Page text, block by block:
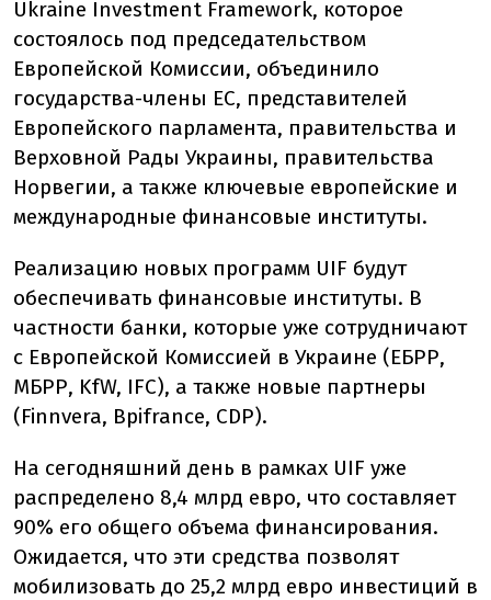
Ukraine Investment Framework, которое
состоялось под председательством
Европейской Комиссии, объединило
государства-члены ЕС, представителей
Европейского парламента, правительства и
Верховной Рады Украины, правительства
Норвегии, а также ключевые европейские и
международные финансовые институты.
Реализацию новых программ UIF будут
обеспечивать финансовые институты. В
частности банки, которые уже сотрудничают
с Европейской Комиссией в Украине (ЕБРР,
МБРР, KfW, IFC), а также новые партнеры
(Finnvera, Bpifrance, CDP).
На сегодняшний день в рамках UIF уже
распределено 8,4 млрд евро, что составляет
90% его общего объема финансирования.
Ожидается, что эти средства позволят
мобилизовать до 25,2 млрд евро инвестиций в